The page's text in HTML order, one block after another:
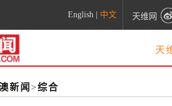
English 中文 天维网
天
新闻 >综合